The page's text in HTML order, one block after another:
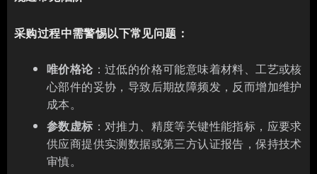
采购过程中需警惕以下常见问题：
唯价格论：过低的价格可能意味着材料、工艺或核
心部件的妥协，导致后期故障频发，反而增加维护
成本。
参数虚标 ：对推力、精度等关键性能指标，应要求
供应商提供实测数据或第三方认证报告，保持技术
审慎。